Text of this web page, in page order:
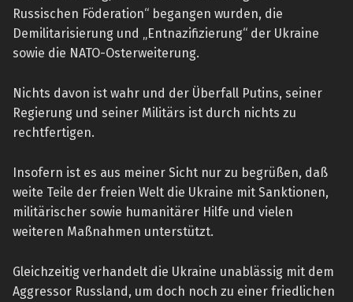
Russischen Föderation“ begangen wurden, die
Demilitarisierung und „Entnazifizierung“ der Ukraine
sowie die NATO-Osterweiterung.
Nichts davon ist wahr und der Überfall Putins, seiner
Regierung und seiner Militärs ist durch nichts zu
rechtfertigen.
Insofern ist es aus meiner Sicht nur zu begrüßen, daß
weite Teile der freien Welt die Ukraine mit Sanktionen,
militärischer sowie humanitärer Hilfe und vielen
weiteren Maßnahmen unterstützt.
Gleichzeitig verhandelt die Ukraine unablässig mit dem
Aggressor Russland, um doch noch zu einer friedlichen